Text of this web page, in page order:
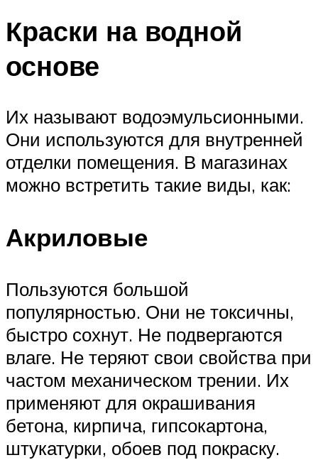
Краски на водной
основе
Их называют водоэмульсионными.
Они используются для внутренней
отделки помещения. В магазинах
можно встретить такие виды, как:
Акриловые
Пользуются большой
популярностью. Они не токсичны,
быстро сохнут. Не подвергаются
влаге. Не теряют свои свойства при
частом механическом трении. Их
применяют для окрашивания
бетона, кирпича, гипсокартона,
штукатурки, обоев под покраску.